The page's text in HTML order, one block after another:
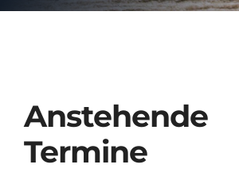
Anstehende
Termine